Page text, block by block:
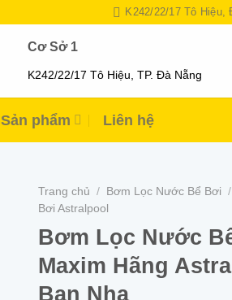
K242/22/17 Tô Hiệu,
Cơ Sở 1
K242/22/17 Tô Hiệu, TP. Đà Nẵng
Sản phẩm Liên hệ
Trang chủ / Bơm Lọc Nước Bể Bơi /
Bơi Astralpool
Bơm Lọc Nước
Maxim Hãng
Ban Nha